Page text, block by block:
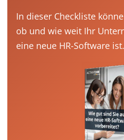
In dieser Checkliste
ob und wie weit Ihr
eine neue HR-Software ist.